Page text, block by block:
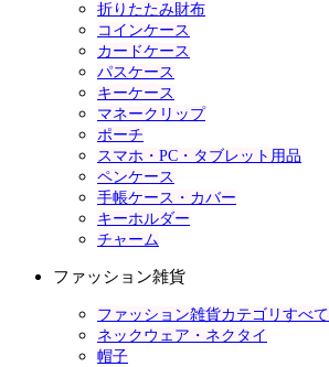
折りたたみ財布
コインケース
カードケース
パスケース
キーケース
マネークリップ
ポーチ
スマホ・PC・タブレット用品
ペンケース
手帳ケース・カバー
キーホルダー
チャーム
ファッション雑貨
ファッション雑貨カテゴリすべて
ネックウェア・ネクタイ
帽子